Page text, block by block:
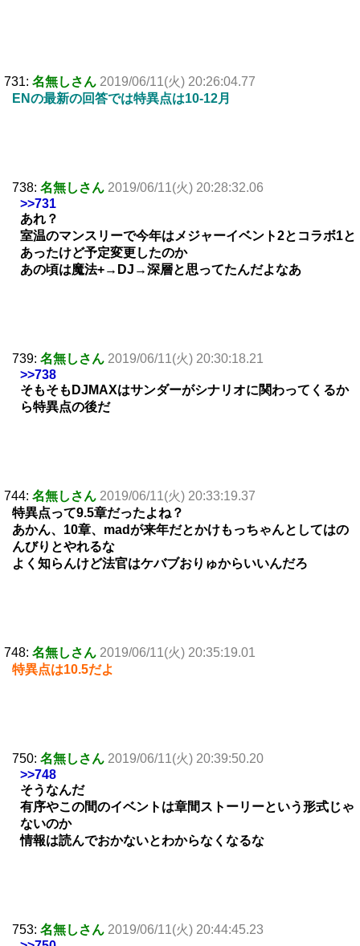
731: 名無しさん 2019/06/11(火) 20:26:04.77
ENの最新の回答では特異点は10-12月
738: 名無しさん 2019/06/11(火) 20:28:32.06
>>731
あれ？
室温のマンスリーで今年はメジャーイベント2とコラボ1と
あったけど予定変更したのか
あの頃は魔法+→DJ→深層と思ってたんだよなあ
739: 名無しさん 2019/06/11(火) 20:30:18.21
>>738
そもそもDJMAXはサンダーがシナリオに関わってくるか
ら特異点の後だ
744: 名無しさん 2019/06/11(火) 20:33:19.37
特異点って9.5章だったよね？
あかん、10章、madが来年だとかけもっちゃんとしてはの
んびりとやれるな
よく知らんけど法官はケバブおりゅからいいんだろ
748: 名無しさん 2019/06/11(火) 20:35:19.01
特異点は10.5だよ
750: 名無しさん 2019/06/11(火) 20:39:50.20
>>748
そうなんだ
有序やこの間のイベントは章間ストーリーという形式じゃ
ないのか
情報は読んでおかないとわからなくなるな
753: 名無しさん 2019/06/11(火) 20:44:45.23